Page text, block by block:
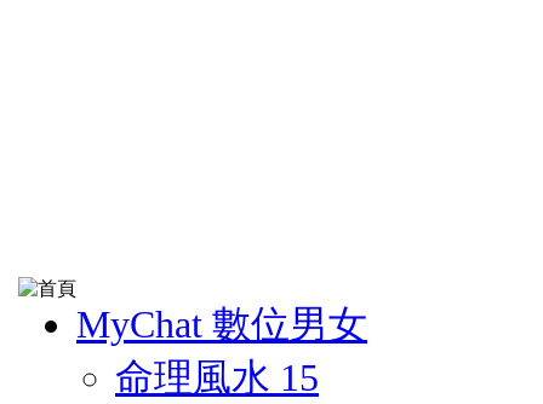
MyChat 數位男女
命理風水 15